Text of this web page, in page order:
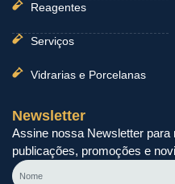
Reagentes
Serviços
Vidrarias e Porcelanas
Newsletter
Assine nossa Newsletter
publicações, promoções e
Nome